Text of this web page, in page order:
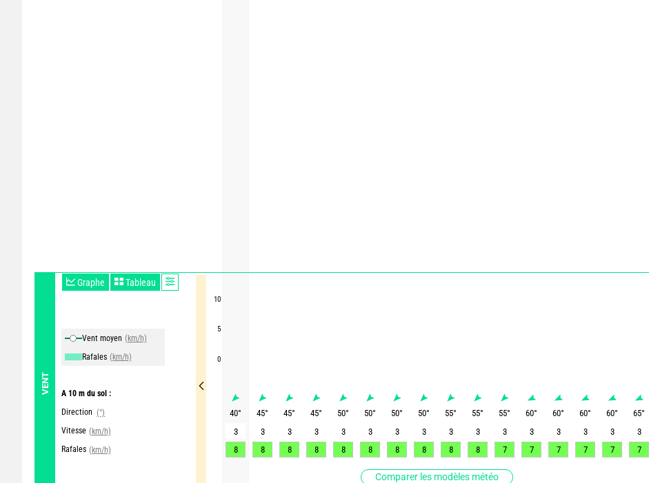
VENT
Graphe Tableau
Vent moyen (km/h)
Rafales (km/h)
A 10 m du sol :
Direction (°)
Vitesse (km/h)
Rafales (km/h)
Comparer les modèles météo
10
5
0
40° 45° 45° 45° 50° 50° 50° 50° 55° 55° 55° 60° 60° 60° 60° 65°
3
3 3 3 3 3 3 3 3 3 3 3 3 3 3 3
8
8 8 8 8 8 8 8 8 8 7 7 7 7 7 7